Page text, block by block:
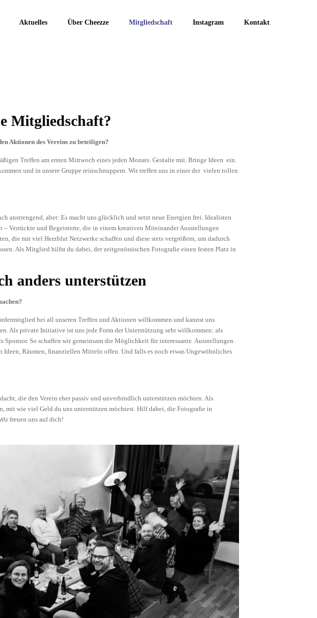
Aktuelles Über Cheezze Mitgliedschaft Instagram Kontakt
Mitgliedschaft?
Aktionen des Vereins zu beteiligen?
Treffen am ersten Mittwoch eines jeden Monats. Gestalte mit. Bringe Ideen ein.
und in unsere Gruppe reinschnuppern. Wir treffen uns in einer der vielen tollen
anstrengend, aber: Es macht uns glücklich und setzt neue Energien frei. Idealisten
– Verrückte und Begeisterte, die in einem kreativen Miteinander Ausstellungen
die mit viel Herzblut Netzwerke schaffen und diese stets vergrößern, um dadurch
Als Mitglied hilfst du dabei, der zeitgenössischen Fotografie einen festen Platz in
anders unterstützen
bei all unseren Treffen und Aktionen willkommen und kannst uns
Als private Initiative ist uns jede Form der Unterstützung sehr willkommen: als
So schaffen wir gemeinsam die Möglichkeit für interessante Ausstellungen.
Räumen, finanziellen Mitteln offen. Und falls es noch etwas Ungewöhnliches
die den Verein eher passiv und unverbindlich unterstützen möchten. Als
mit wie viel Geld du uns unterstützen möchtest. Hilf dabei, die Fotografie in
freuen uns auf dich!